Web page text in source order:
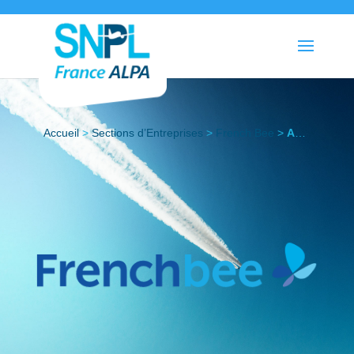
Accueil>Sections d’Entreprises > French Bee > Actualités